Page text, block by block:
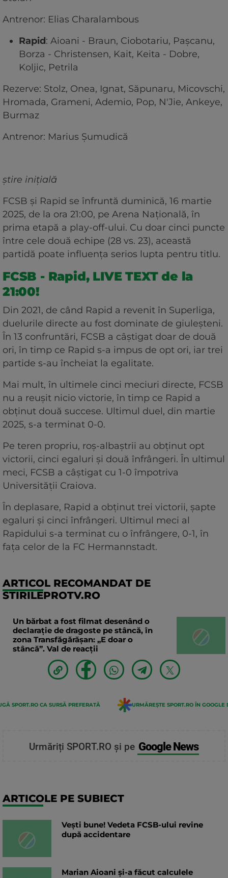
Antrenor: Elias Charalambous
Rapid: Aioani - Braun, Ciobotariu, Pașcanu,
Borza - Christensen, Kait, Keita - Dobre,
Koljic, Petrila
Rezerve: Stolz, Onea, Ignat, Săpunaru, Micovschi,
Hromada, Grameni, Ademio, Pop, N'Jie, Ankeye,
Burmaz
Antrenor: Marius Șumudică
știre inițială
FCSB și Rapid se înfruntă duminică, 16 martie
2025, de la ora 21:00, pe Arena Națională, în
prima etapă a play-off-ului. Cu doar cinci puncte
între cele două echipe (28 vs. 23), această
partidă poate influența serios lupta pentru titlu.
FCSB - Rapid, LIVE TEXT de la
21:00!
Din 2021, de când Rapid a revenit în Superliga,
duelurile directe au fost dominate de giuleșteni.
În 13 confruntări, FCSB a câștigat doar de două
ori, în timp ce Rapid s-a impus de opt ori, iar trei
partide s-au încheiat la egalitate.
Mai mult, în ultimele cinci meciuri directe, FCSB
nu a reușit nicio victorie, în timp ce Rapid a
obținut două succese. Ultimul duel, din martie
2025, s-a terminat 0-0.
Pe teren propriu, roș-albaștrii au obținut opt
victorii, cinci egaluri și două înfrângeri. În ultimul
meci, FCSB a câștigat cu 1-0 împotriva
Universității Craiova.
În deplasare, Rapid a obținut trei victorii, șapte
egaluri și cinci înfrângeri. Ultimul meci al
Rapidului s-a terminat cu o înfrângere, 0-1, în
fața celor de la FC Hermannstadt.
ARTICOL RECOMANDAT DE
STIRILEPROTV.RO
Un bărbat a fost filmat desenând o
declaraţie de dragoste pe stâncă, în
zona Transfăgărăşan: „E doar o
stâncă”. Val de reacții
SPORT.RO CA SURSĂ PREFERATĂ URMĂREȘTE SPORT.RO ÎN GOOGLE
Urmăriți SPORT.RO și pe Google News
ARTICOLE PE SUBIECT
Vești bune! Vedeta FCSB-ului revine
după accidentare
Marian Aioani și-a făcut calculele